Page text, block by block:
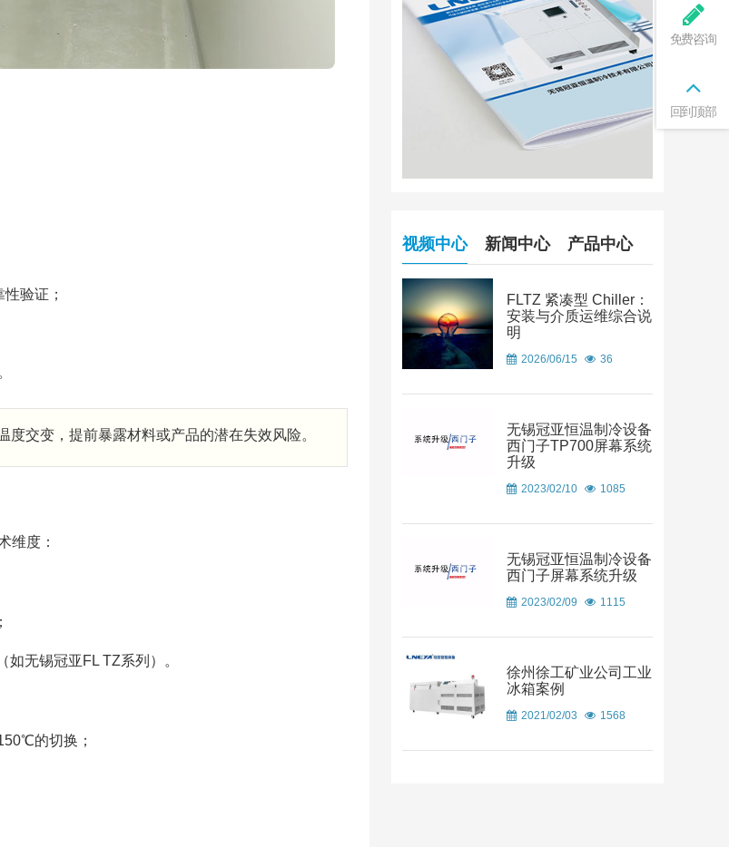
验证；
交变，提前暴露材料或产品的潜在失效风险。
维度：
无锡冠亚FL TZ系列）。
的切换；
视频中心 新闻中心 产品中心
FLTZ 紧凑型 Chiller：
安装与介质运维综合说
明
2026/06/15 36
无锡冠亚恒温制冷设备
西门子TP700屏幕系统
升级
2023/02/10 1085
无锡冠亚恒温制冷设备
西门子屏幕系统升级
2023/02/09 1115
徐州徐工矿业公司工业
冰箱案例
2021/02/03 1568
免费咨询
回到顶部